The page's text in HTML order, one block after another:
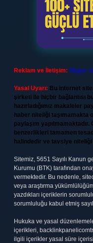
Reklam ve İletişim: Skype:
Yasal Uyarı: Bu internet
şirketi ile hiçbir bağlantısı
hazırladığımız makaleler
haber niteliği taşımamakta
paylaşım
benzerlikleri tamamen
halindedir ve tavsiye niteliği
Sitemiz, 5651 Sayılı Kanun
Kurumu (BTK) tarafından
vermektedir. Bu nedenle,
veya araştırma
yazdıkları içeriklerin
sorumluluğu kabul etmiş
Hukuka ve yasal
içerikleri,
ilgili içerikler yasal süre